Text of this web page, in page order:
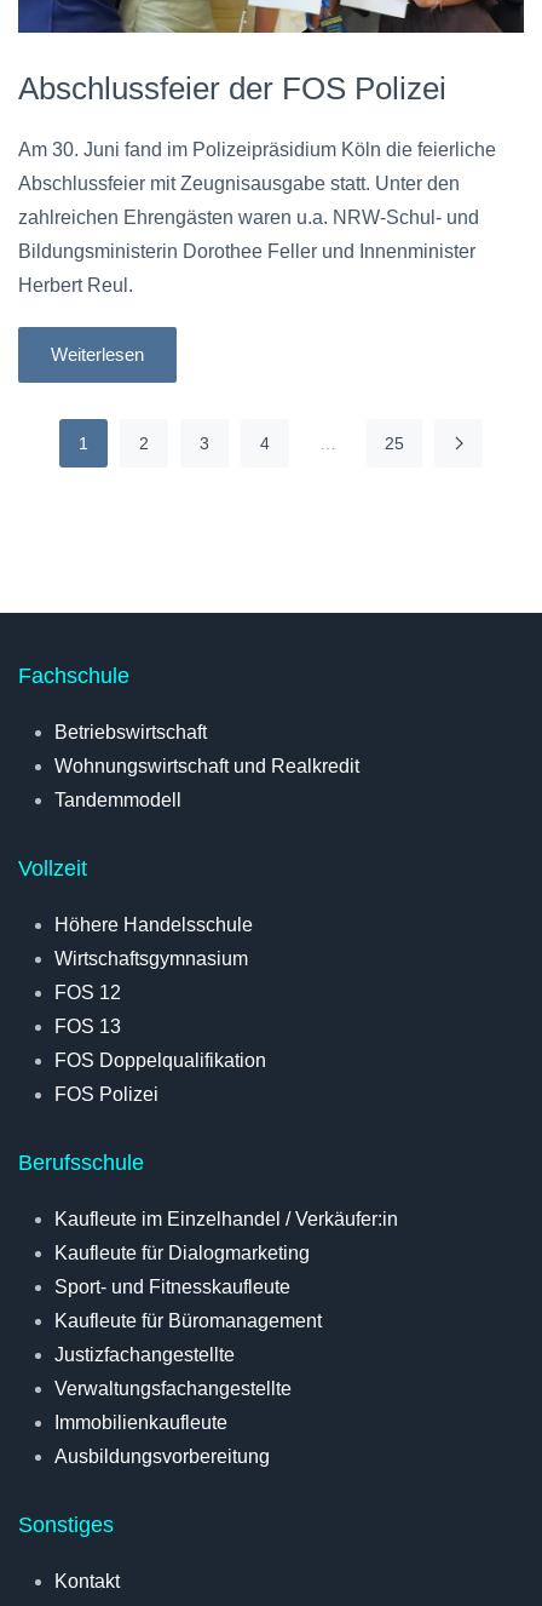
Abschlussfeier der FOS Polizei
Am 30. Juni fand im Polizeipräsidium Köln die feierliche
Abschlussfeier mit Zeugnisausgabe statt. Unter den
zahlreichen Ehrengästen waren u.a. NRW-Schul- und
Bildungsministerin Dorothee Feller und Innenminister
Herbert Reul.
Weiterlesen
1 2 3 4 … 25
Fachschule
Betriebswirtschaft
Wohnungswirtschaft und Realkredit
Tandemmodell
Vollzeit
Höhere Handelsschule
Wirtschaftsgymnasium
FOS 12
FOS 13
FOS Doppelqualifikation
FOS Polizei
Berufsschule
Kaufleute im Einzelhandel / Verkäufer:in
Kaufleute für Dialogmarketing
Sport- und Fitnesskaufleute
Kaufleute für Büromanagement
Justizfachangestellte
Verwaltungsfachangestellte
Immobilienkaufleute
Ausbildungsvorbereitung
Sonstiges
Kontakt